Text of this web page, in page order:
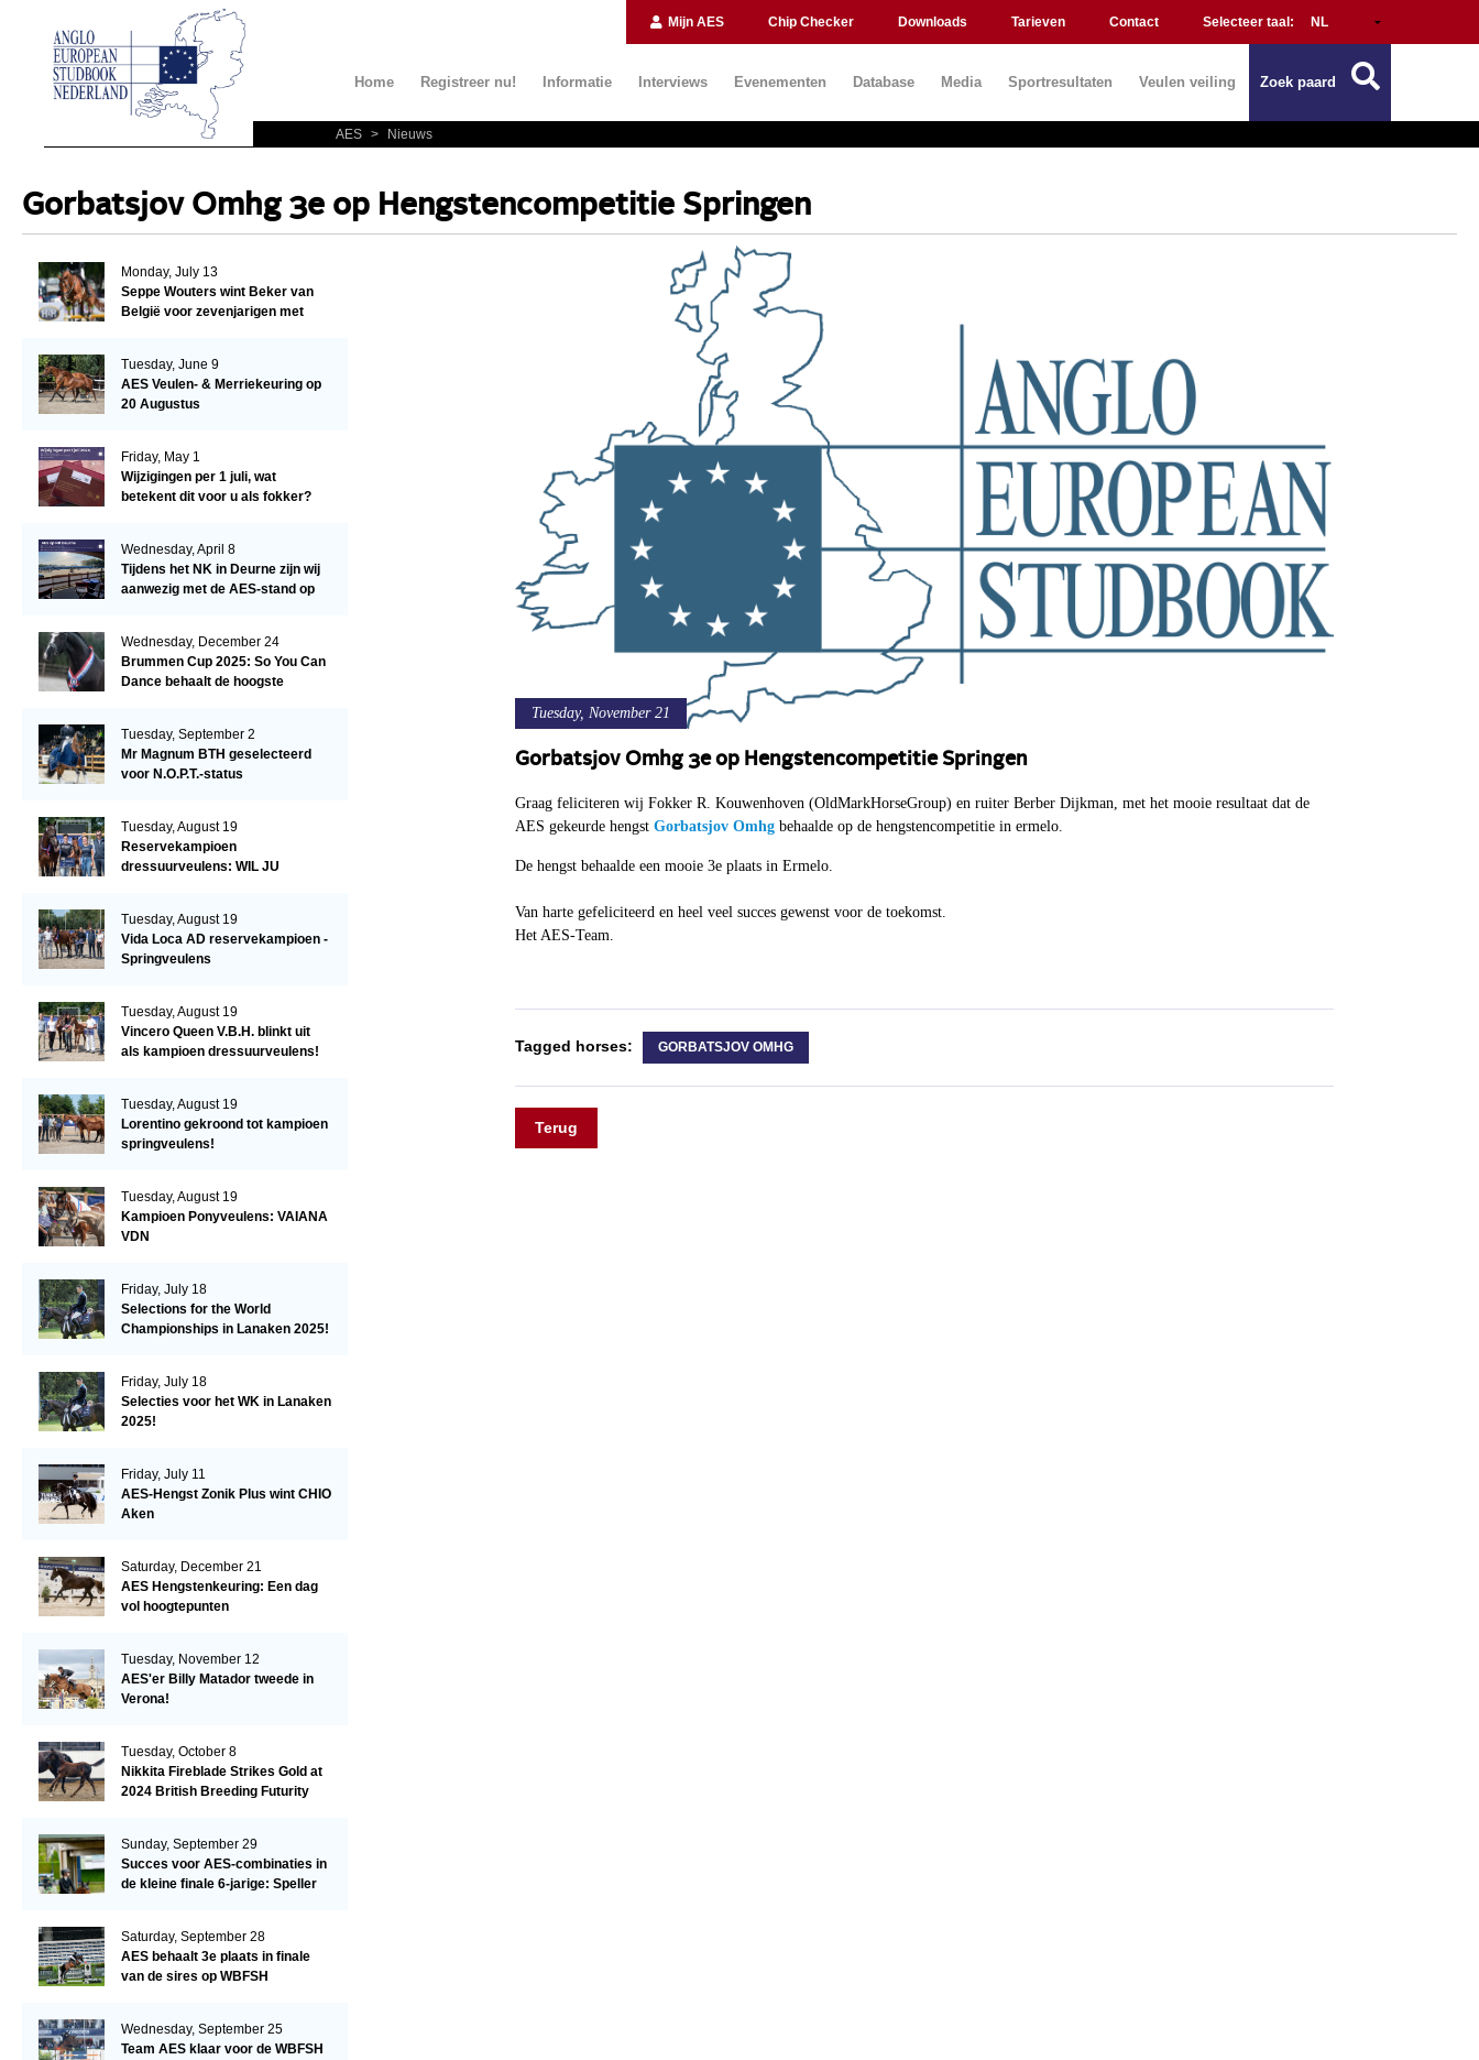
Mijn AES Chip Checker Downloads Tarieven Contact Selecteer taal:
Home Registreer nu! Informatie Interviews Evenementen Database Media Sportresultaten Veulen veiling Zoek paard
AES > Nieuws
Gorbatsjov Omhg 3e op Hengstencompetitie Springen
Tuesday, November 21
Gorbatsjov Omhg 3e op Hengstencompetitie Springen
Graag feliciteren wij Fokker R. Kouwenhoven (OldMarkHorseGroup) en ruiter Berber Dijkman, met het mooie resultaat dat de
AES gekeurde hengst Gorbatsjov Omhgbehaalde op de hengstencompetitie in ermelo.
De hengst behaalde een mooie 3e plaats in Ermelo.
Van harte gefeliciteerd en heel veel succes gewenst voor de toekomst.
Het AES-Team.
Tagged horses: GORBATSJOV OMHG
Terug
Monday, July 13
Seppe Wouters wint Beker van
België voor zevenjarigen met
Tuesday, June 9
AES Veulen- & Merriekeuring op
20 Augustus
Friday, May 1
Wijzigingen per 1 juli, wat
betekent dit voor u als fokker?
Wednesday, April 8
Tijdens het NK in Deurne zijn wij
aanwezig met de AES-stand op
Wednesday, December 24
Brummen Cup 2025: So You Can
Dance behaalt de hoogste
Tuesday, September 2
Mr Magnum BTH geselecteerd
voor N.O.P.T.-status
Tuesday, August 19
Reservekampioen
dressuurveulens: WIL JU
Tuesday, August 19
Vida Loca AD reservekampioen -
Springveulens
Tuesday, August 19
Vincero Queen V.B.H. blinkt uit
als kampioen dressuurveulens!
Tuesday, August 19
Lorentino gekroond tot kampioen
springveulens!
Tuesday, August 19
Kampioen Ponyveulens: VAIANA
VDN
Friday, July 18
Selections for the World
Championships in Lanaken 2025!
Friday, July 18
Selecties voor het WK in Lanaken
2025!
Friday, July 11
AES-Hengst Zonik Plus wint CHIO
Aken
Saturday, December 21
AES Hengstenkeuring: Een dag
vol hoogtepunten
Tuesday, November 12
AES'er Billy Matador tweede in
Verona!
Tuesday, October 8
Nikkita Fireblade Strikes Gold at
2024 British Breeding Futurity
Sunday, September 29
Succes voor AES-combinaties in
de kleine finale 6-jarige: Speller
Saturday, September 28
AES behaalt 3e plaats in finale
van de sires op WBFSH
Wednesday, September 25
Team AES klaar voor de WBFSH